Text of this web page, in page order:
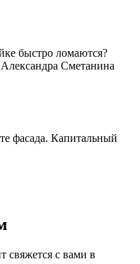
быстро ломаются?
Сметанина
фасада. Капитальный
свяжется с вами в